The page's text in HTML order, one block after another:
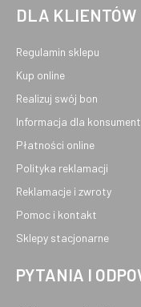
DLA KLIENTÓW
Regulamin sklepu
Kup online
Realizuj swój bon
Informacja dla
Płatności online
Polityka reklamacji
Reklamacje i zwroty
Pomoc i kontakt
Sklepy stacjonarne
PYTANIA I